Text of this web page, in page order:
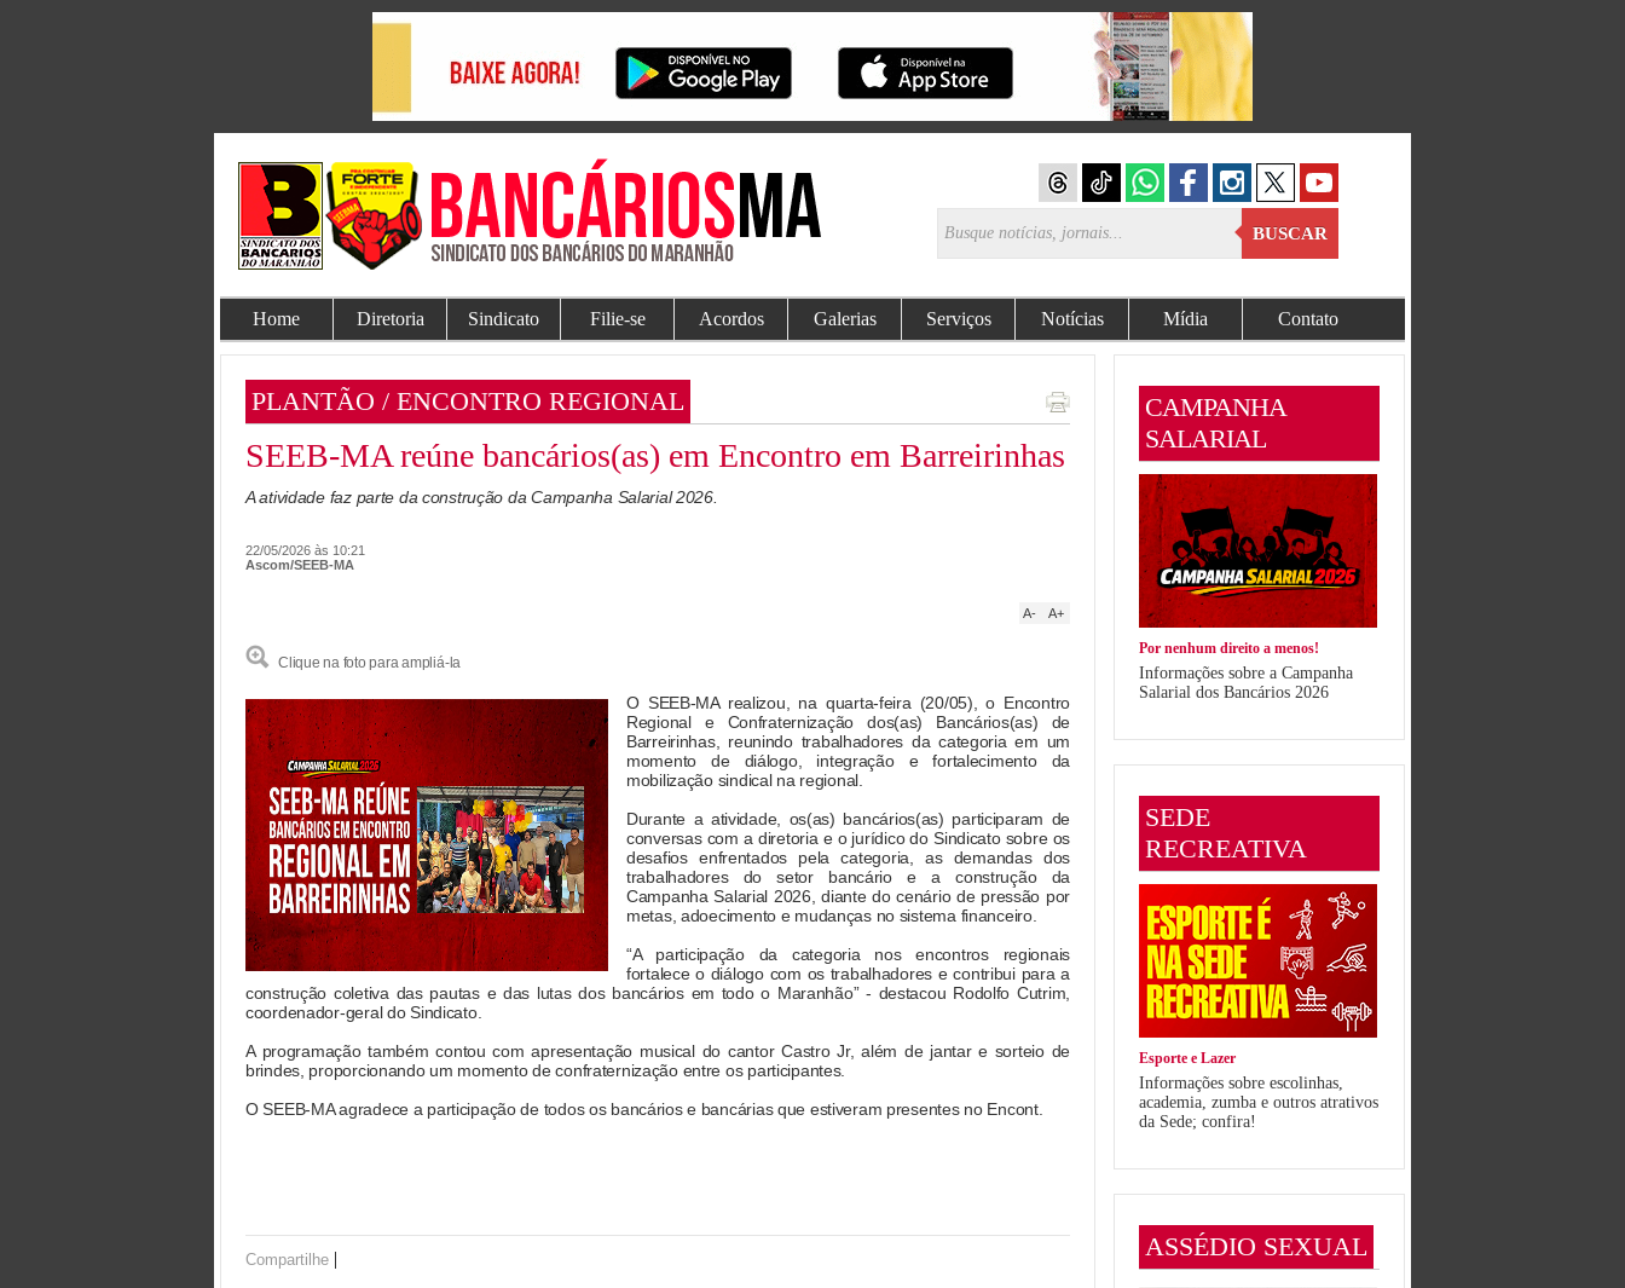
BUSCAR
Home Diretoria Sindicato Filie-se Acordos Galerias Serviços Notícias Mídia Contato
PLANTÃO / ENCONTRO REGIONAL
SEEB-MA reúne bancários(as) em Encontro em Barreirinhas
A atividade faz parte da construção da Campanha Salarial 2026.
22/05/2026 às 10:21
Ascom/SEEB-MA
A+
A-
Clique na foto para ampliá-la
O SEEB-MA realizou, na quarta-feira (20/05), o Encontro
Regional e Confraternização dos(as) Bancários(as) de
Barreirinhas, reunindo trabalhadores da categoria em um
momento de diálogo, integração e fortalecimento da
mobilização sindical na regional.
Durante a atividade, os(as) bancários(as) participaram de
conversas com a diretoria e o jurídico do Sindicato sobre os
desafios enfrentados pela categoria, as demandas dos
trabalhadores do setor bancário e a construção da
Campanha Salarial 2026, diante do cenário de pressão por
metas, adoecimento e mudanças no sistema financeiro.
“A participação da categoria nos encontros regionais
fortalece o diálogo com os trabalhadores e contribui para a
construção coletiva das pautas e das lutas dos bancários em todo o Maranhão” - destacou Rodolfo Cutrim,
coordenador-geral do Sindicato.
A programação também contou com apresentação musical do cantor Castro Jr, além de jantar e sorteio de
brindes, proporcionando um momento de confraternização entre os participantes.
O SEEB-MA agradece a participação de todos os bancários e bancárias que estiveram presentes no Encont.
Compartilhe |
CAMPANHA
SALARIAL
Por nenhum direito a menos!
Informações sobre a Campanha
Salarial dos Bancários 2026
SEDE
RECREATIVA
Esporte e Lazer
Informações sobre escolinhas,
academia, zumba e outros atrativos
da Sede; confira!
ASSÉDIO SEXUAL